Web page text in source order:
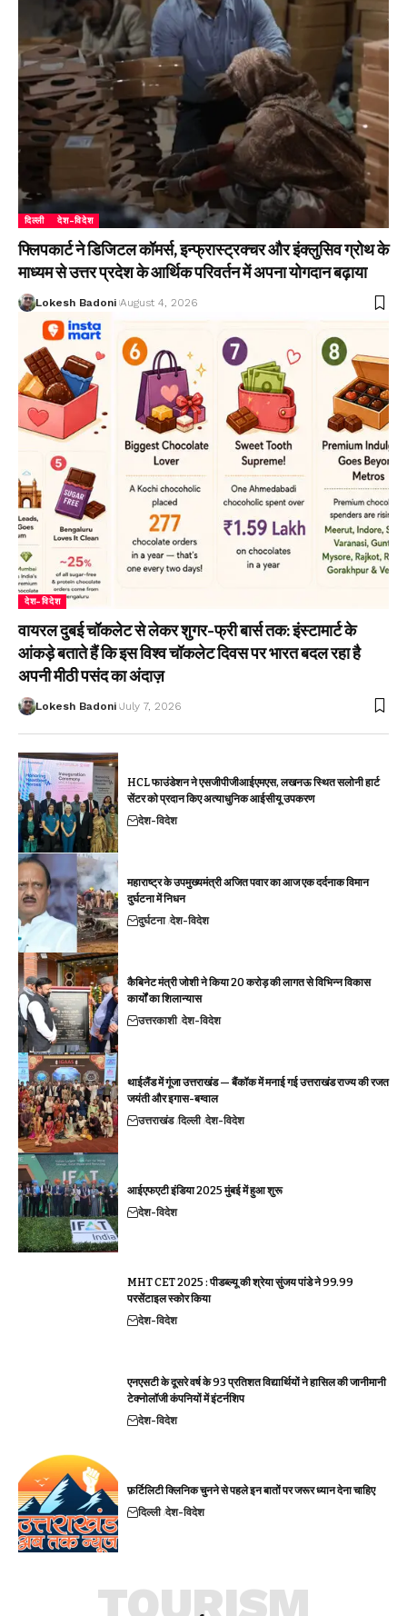
दिल्ली देश-विदेश
फ्लिपकार्ट ने डिजिटल कॉमर्स, इन्फ्रास्ट्रक्चर और इंक्लुसिव ग्रोथ के
माध्यम से उत्तर प्रदेश के आर्थिक परिवर्तन में अपना योगदान बढ़ाया
Lokesh Badoni August 4, 2026
देश-विदेश
वायरल दुबई चॉकलेट से लेकर शुगर-फ्री बार्स तक: इंस्टामार्ट के
आंकड़े बताते हैं कि इस विश्व चॉकलेट दिवस पर भारत बदल रहा है
अपनी मीठी पसंद का अंदाज़
Lokesh Badoni July 7, 2026
HCL फाउंडेशन ने एसजीपीजीआईएमएस, लखनऊ स्थित सलोनी हार्ट
सेंटर को प्रदान किए अत्याधुनिक आईसीयू उपकरण
देश-विदेश
महाराष्ट्र के उपमुख्यमंत्री अजित पवार का आज एक दर्दनाक विमान
दुर्घटना में निधन
दुर्घटना देश-विदेश
कैबिनेट मंत्री जोशी ने किया 20 करोड़ की लागत से विभिन्न विकास
कार्यों का शिलान्यास
उत्तरकाशी देश-विदेश
थाईलैंड में गूंजा उत्तराखंड — बैंकॉक में मनाई गई उत्तराखंड राज्य की रजत
जयंती और इगास-बग्वाल
उत्तराखंड दिल्ली देश-विदेश
आईएफएटी इंडिया 2025 मुंबई में हुआ शुरू
देश-विदेश
MHT CET 2025 : पीडब्ल्यू की श्रेया सुंजय पांडे ने 99.99
परसेंटाइल स्कोर किया
देश-विदेश
एनएसटी के दूसरे वर्ष के 93 प्रतिशत विद्यार्थियों ने हासिल की जानीमानी
टेक्नोलॉजी कंपनियों में इंटर्नशिप
देश-विदेश
फ़र्टिलिटी क्लिनिक चुनने से पहले इन बातों पर जरूर ध्यान देना चाहिए
दिल्ली देश-विदेश
TOURISM